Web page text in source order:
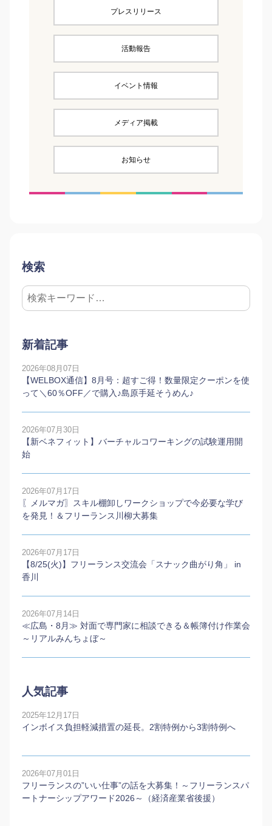
プレスリリース
活動報告
イベント情報
メディア掲載
お知らせ
検索
新着記事
2026年08月07日
【WELBOX通信】8月号：超すご得！数量限定クーポンを使
って＼60％OFF／で購入♪島原手延そうめん♪
2026年07月30日
【新ベネフィット】バーチャルコワーキングの試験運用開
始
2026年07月17日
〖メルマガ〗スキル棚卸しワークショップで今必要な学び
を発見！＆フリーランス川柳大募集
2026年07月17日
【8/25(火)】フリーランス交流会「スナック曲がり角」 in
香川
2026年07月14日
≪広島・8月≫ 対面で専門家に相談できる＆帳簿付け作業会
～リアルみんちょぼ～
人気記事
2025年12月17日
インボイス負担軽減措置の延長。2割特例から3割特例へ
2026年07月01日
フリーランスの”いい仕事”の話を大募集！～フリーランスパ
ートナーシップアワード2026～（経済産業省後援）